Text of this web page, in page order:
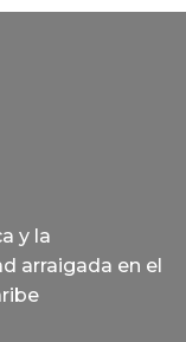
y la
arraigada en el